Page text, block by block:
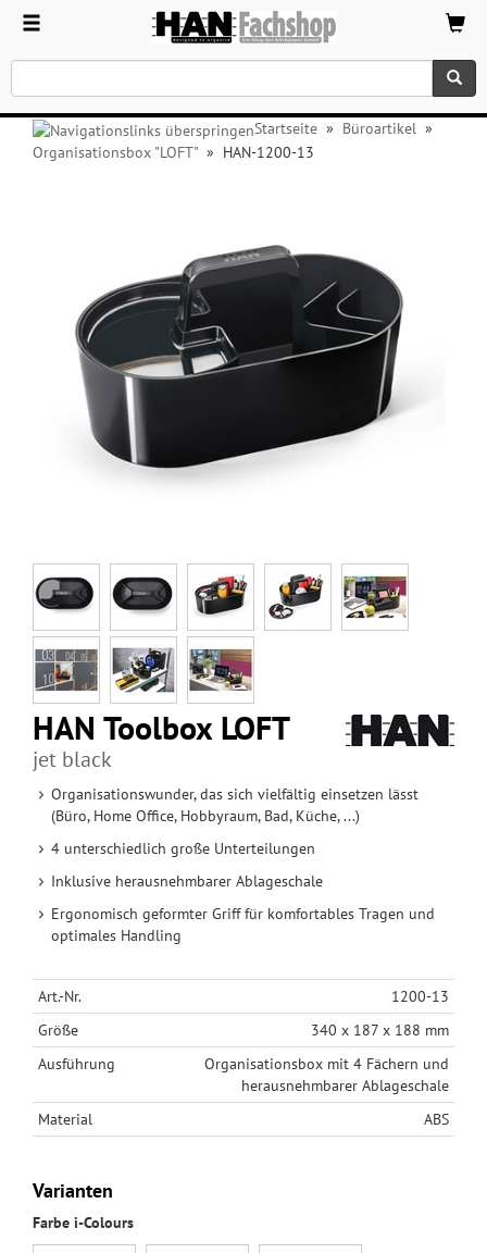
Startseite » Büroartikel »
Organisationsbox "LOFT" » HAN-1200-13
HAN Toolbox LOFT
jet black
Organisationswunder, das sich vielfältig einsetzen lässt
(Büro, Home Office, Hobbyraum, Bad, Küche, ...)
4 unterschiedlich große Unterteilungen
Inklusive herausnehmbarer Ablageschale
Ergonomisch geformter Griff für komfortables Tragen und
optimales Handling
Art.-Nr.
1200-13
Größe
340 x 187 x 188 mm
Ausführung
Organisationsbox mit 4 Fächern und
herausnehmbarer Ablageschale
Material
ABS
Varianten
Farbe i-Colours